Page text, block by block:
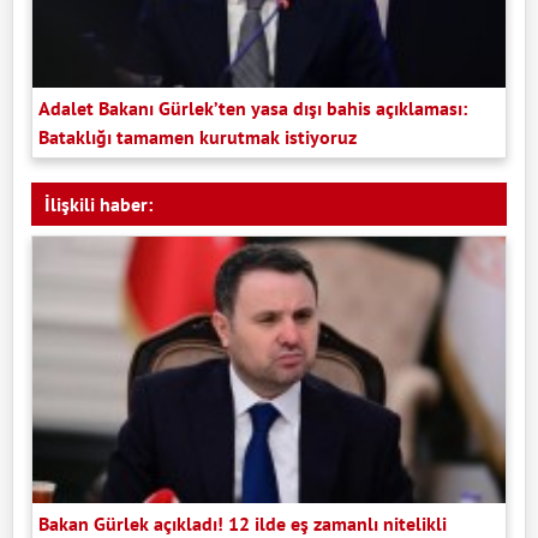
Adalet Bakanı Gürlek’ten yasa dışı bahis açıklaması:
Bataklığı tamamen kurutmak istiyoruz
İlişkili haber:
Bakan Gürlek açıkladı! 12 ilde eş zamanlı nitelikli